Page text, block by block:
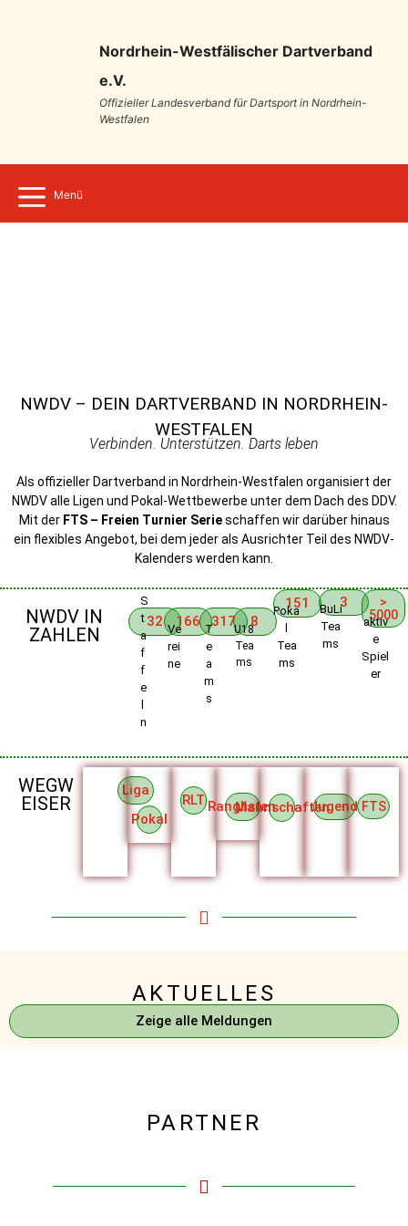
Nordrhein-Westfälischer Dartverband
e.V.
Offizieller Landesverband für Dartsport in Nordrhein-
Westfalen
Menü
NWDV – DEIN DARTVERBAND IN NORDRHEIN-
WESTFALEN
Verbinden. Unterstützen. Darts leben
Als offizieller Dartverband in Nordrhein-Westfalen organisiert der
NWDV alle Ligen und Pokal-Wettbewerbe unter dem Dach des DDV.
Mit der FTS – Freien Turnier Serieschaffen wir darüber hinaus
ein flexibles Angebot, bei dem jeder als Ausrichter Teil des NWDV-
Kalenders werden kann.
NWDV IN
ZAHLEN
32
S
t
a
f
f
e
n
166
Ve
rei
ne
317
T
e
a
m
s
8
U18
Tea
ms
151
Poka
Tea
ms
3
BuLi
Tea
ms
>
5000
aktiv
e
Spiel
er
WEGW
EISER
Liga
Pokal
RLT Ranglisten
MannschaftenJugend FTS
AKTUELLES
Zeige alle Meldungen
PARTNER